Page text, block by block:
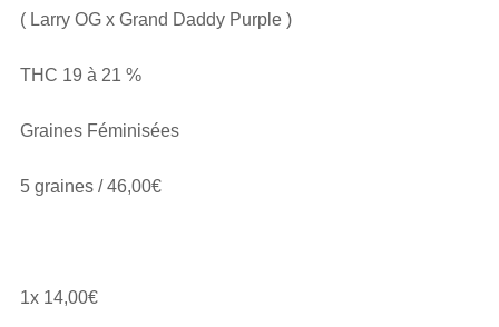
( Larry OG x Grand Daddy Purple )
THC 19 à 21 %
Graines Féminisées
5 graines / 46,00€
1x 14,00€